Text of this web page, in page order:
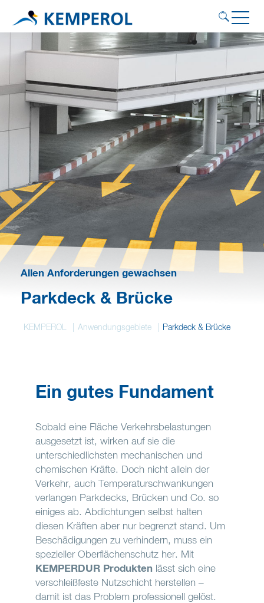
Anwendungsgebiete
Produkte
Service
Nachhaltigkeit
Kontakt
KEMPEROL
Deutsch
Allen Anforderungen gewachsen
Parkdeck & Brücke
KEMPEROL Anwendungsgebiete Parkdeck & Brücke
Ein gutes Fundament
Sobald eine Fläche Verkehrsbelastungen
ausgesetzt ist, wirken auf sie die
unterschiedlichsten mechanischen und
chemischen Kräfte. Doch nicht allein der
Verkehr, auch Temperaturschwankungen
verlangen Parkdecks, Brücken und Co. so
einiges ab. Abdichtungen selbst halten
diesen Kräften aber nur begrenzt stand. Um
Beschädigungen zu verhindern, muss ein
spezieller Oberflächenschutz her. Mit
KEMPERDUR Produkten lässt sich eine
verschleißfeste Nutzschicht herstellen –
damit ist das Problem professionell gelöst.